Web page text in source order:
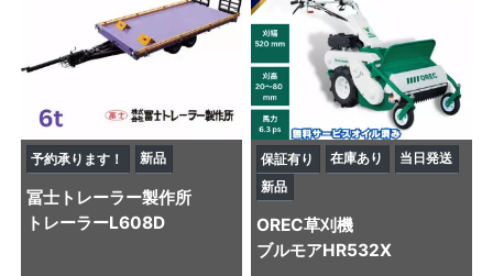
予約承ります！ 新品
冨士トレーラー製作所
トレーラーL608D
保証有り 在庫あり
当日発送
新品
OREC草刈機
ブルモアHR532X